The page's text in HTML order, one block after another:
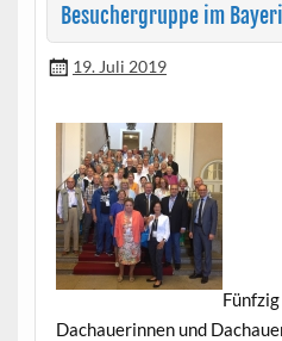
Besuchergruppe im
19. Juli 2019
Dachauerin­nen und